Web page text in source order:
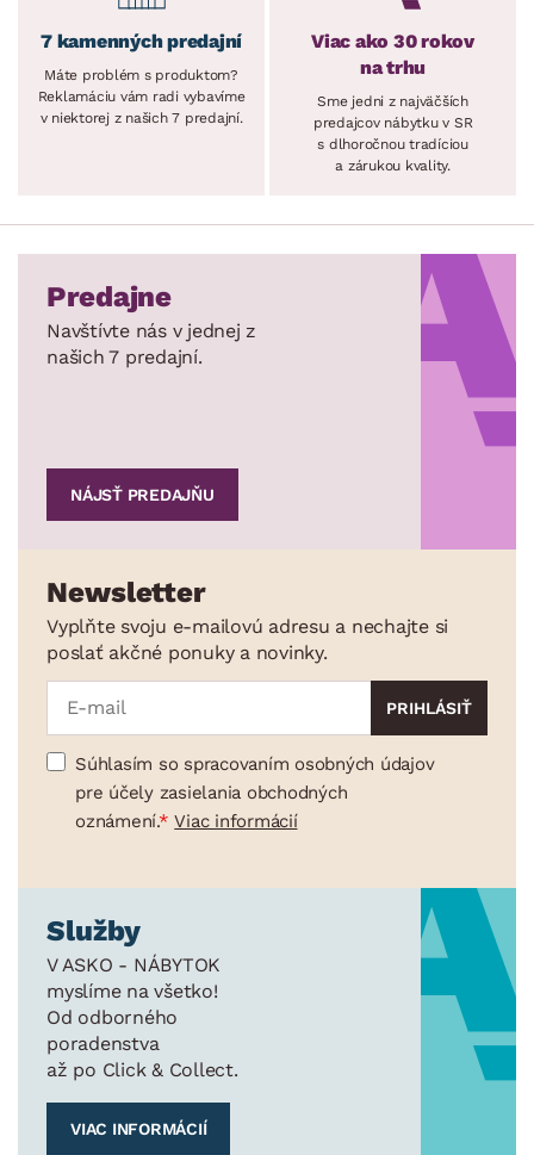
7 kamenných predajní
Máte problém s produktom?
Reklamáciu vám radi vybavíme
v niektorej z našich 7 predajní.
Viac ako 30 rokov
na trhu
Sme jedni z najväčších
predajcov nábytku v SR
s dlhoročnou tradíciou
a zárukou kvality.
Predajne
Navštívte nás v jednej z
našich 7 predajní.
NÁJSŤ PREDAJŇU
Newsletter
Vyplňte svoju e-mailovú adresu a nechajte si
poslať akčné ponuky a novinky.
Súhlasím so spracovaním osobných údajov
pre účely zasielania obchodných
oznámení.
Viac informácií
Služby
V ASKO - NÁBYTOK
myslíme na všetko!
Od odborného
poradenstva
až po Click & Collect.
VIAC INFORMÁCIÍ